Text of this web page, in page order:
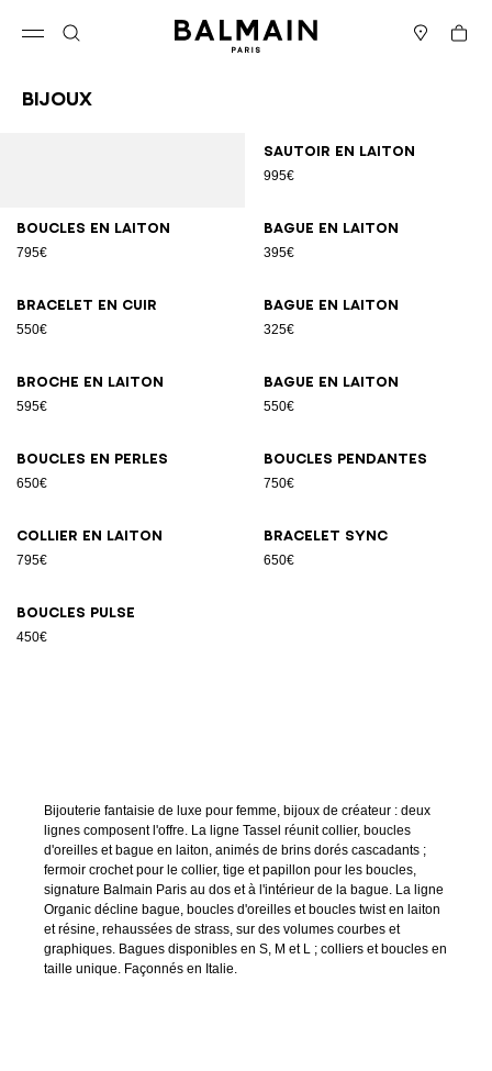
Panier
Bijoux
Sautoir en laiton
995€
Boucles en laiton
795€
Bague en laiton
395€
Bracelet en cuir
550€
Bague en laiton
325€
Broche en laiton
595€
Bague en laiton
550€
Boucles en perles
650€
Boucles pendantes
750€
Collier en laiton
795€
Bracelet Sync
650€
Boucles Pulse
450€
Bijouterie fantaisie de luxe pour femme, bijoux de créateur : deux
lignes composent l'offre. La ligne Tassel réunit collier, boucles
d'oreilles et bague en laiton, animés de brins dorés cascadants ;
fermoir crochet pour le collier, tige et papillon pour les boucles,
signature Balmain Paris au dos et à l'intérieur de la bague. La ligne
Organic décline bague, boucles d'oreilles et boucles twist en laiton
et résine, rehaussées de strass, sur des volumes courbes et
graphiques. Bagues disponibles en S, M et L ; colliers et boucles en
taille unique. Façonnés en Italie.